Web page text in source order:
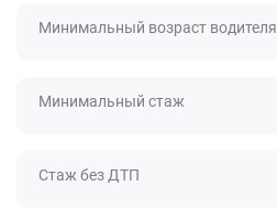
Минимальный возраст водителя
Минимальный стаж
Стаж без ДТП